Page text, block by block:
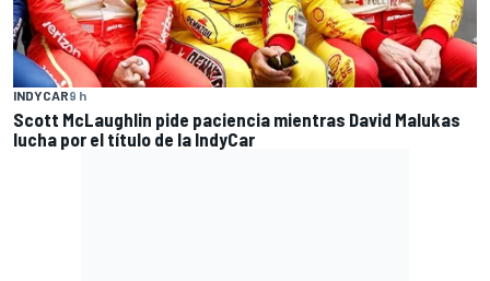
INDYCAR9 h
Scott McLaughlin pide paciencia mientras David Malukas
lucha por el título de la IndyCar